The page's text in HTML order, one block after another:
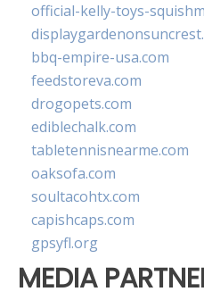
official-kelly-toys-
bbq-empire-usa.com
feedstoreva.com
drogopets.com
ediblechalk.com
tabletennisnearme.com
oaksofa.com
soultacohtx.com
capishcaps.com
gpsyfl.org
MEDIA